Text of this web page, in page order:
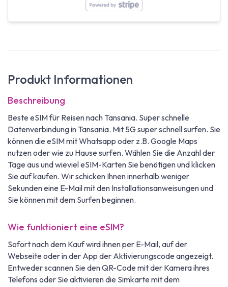
Produkt Informationen
Beschreibung
Beste eSIM für Reisen nach Tansania. Super schnelle
Datenverbindung in Tansania. Mit 5G super schnell surfen. Sie
können die eSIM mit Whatsapp oder z.B. Google Maps
nutzen oder wie zu Hause surfen. Wählen Sie die Anzahl der
Tage aus und wieviel eSIM-Karten Sie benötigen und klicken
Sie auf kaufen. Wir schicken Ihnen innerhalb weniger
Sekunden eine E-Mail mit den Installationsanweisungen und
Sie können mit dem Surfen beginnen.
Wie funktioniert eine eSIM?
Sofort nach dem Kauf wird ihnen per E-Mail, auf der
Webseite oder in der App der Aktivierungscode angezeigt.
Entweder scannen Sie den QR-Code mit der Kamera ihres
Telefons oder Sie aktivieren die Simkarte mit dem